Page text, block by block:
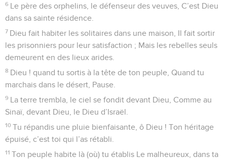
6 Le père des orphelins, le défenseur des veuves, C’est Dieu
dans sa sainte résidence.
7 Dieu fait habiter les solitaires dans une maison, Il fait sortir
les prisonniers pour leur satisfaction ; Mais les rebelles seuls
demeurent en des lieux arides.
8 Dieu ! quand tu sortis à la tête de ton peuple, Quand tu
marchais dans le désert, Pause.
9 La terre trembla, le ciel se fondit devant Dieu, Comme au
Sinaï, devant Dieu, le Dieu d’Israël.
10 Tu répandis une pluie bienfaisante, ô Dieu ! Ton héritage
épuisé, c’est toi qui l’as rétabli.
11 Ton peuple habite là (où) tu établis Le malheureux, dans ta